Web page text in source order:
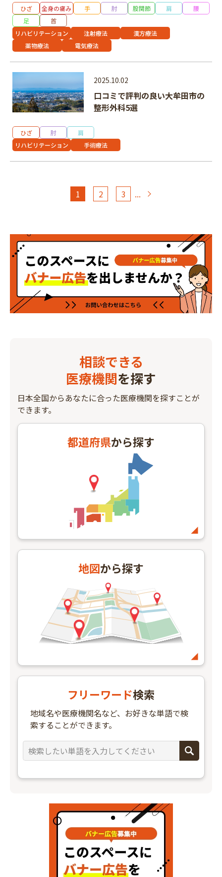
ひざ 全身の痛み 手 肘 股関節 肩
腰
足
首
リハビリテーション
注射療法
漢方療法
薬物療法
電気療法
2025.10.02
口コミで評判の良い大牟田市の
整形外科5選
ひざ 肘
肩
リハビリテーション
手術療法
1 2 3 ...
相談できる
医療機関を探す
日本全国からあなたに合った医療機関を探すことが
できます。
都道府県から探す
地図から探す
フリーワード検索
地域名や医療機関名など、お好きな単語で検
索することができます。